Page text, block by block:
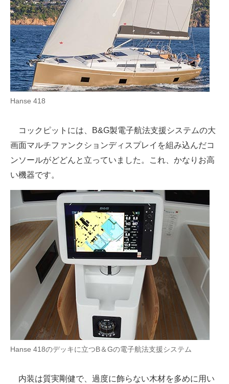
Hanse 418
コックピットには、B&G製電子航法支援システムの大
画面マルチファンクションディスプレイを組み込んだコ
ンソールがどどんと立っていました。これ、かなりお高
い機器です。
Hanse 418のデッキに立つB＆Gの電子航法支援システム
内装は質実剛健で、過度に飾らない木材を多めに用い